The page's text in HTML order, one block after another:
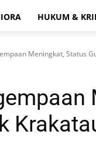
HUKUM &
Meningkat, Status